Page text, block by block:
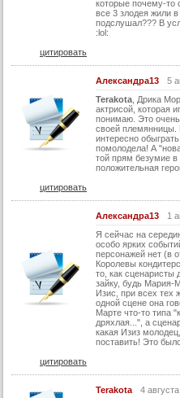
25 серия
26 серия
26 серия (суб)
28 серия
29 серия (суб)
30 серия
31 серия (суб)
которые почему-то
все 3 злодея жили
подслушал??? В
:lol:
цитировать
Александра13
5
Terakota , Дрика
актрисой, которая
понимаю. Это
своей племянницы.
интересно
помолодела! А
той прям безумие в
положительная
цитировать
Александра13
1
Я сейчас на
особо ярких
персонажей нет (в
Королевы
то, как
зайку, будь Мария-
Изис, при всех тех
одной сцене она
Марте что-то типа
дряхлая...", а
какая Изиз
поставить! Это
цитировать
Terakota
4